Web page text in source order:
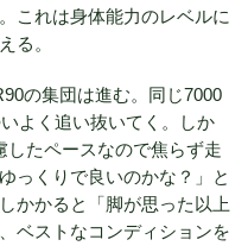
これは身体能力のレベルに
る。
の集団は進む。同じ7000
よく追い抜いてく。しか
したペースなので焦らず走
っくりで良いのかな？」と
かかると「脚が思った以上
ベストなコンディションを